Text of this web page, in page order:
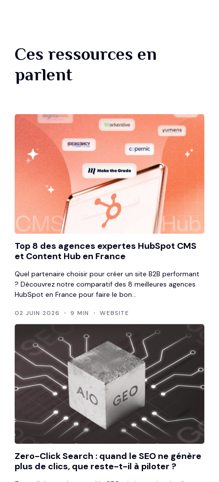
Ces ressources en
parlent
Top 8 des agences expertes HubSpot CMS
et Content Hub en France
Quel partenaire choisir pour créer un site B2B performant
? Découvrez notre comparatif des 8 meilleures agences
HubSpot en France pour faire le bon...
02 JUIN 2026 9 MIN WEBSITE
Zero-Click Search : quand le SEO ne génère
plus de clics, que reste-t-il à piloter ?